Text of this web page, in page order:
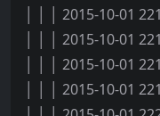
│ │ │ 2015-10-01
│ │ │ 2015-10-01
│ │ │ 2015-10-01
│ │ │ 2015-10-01